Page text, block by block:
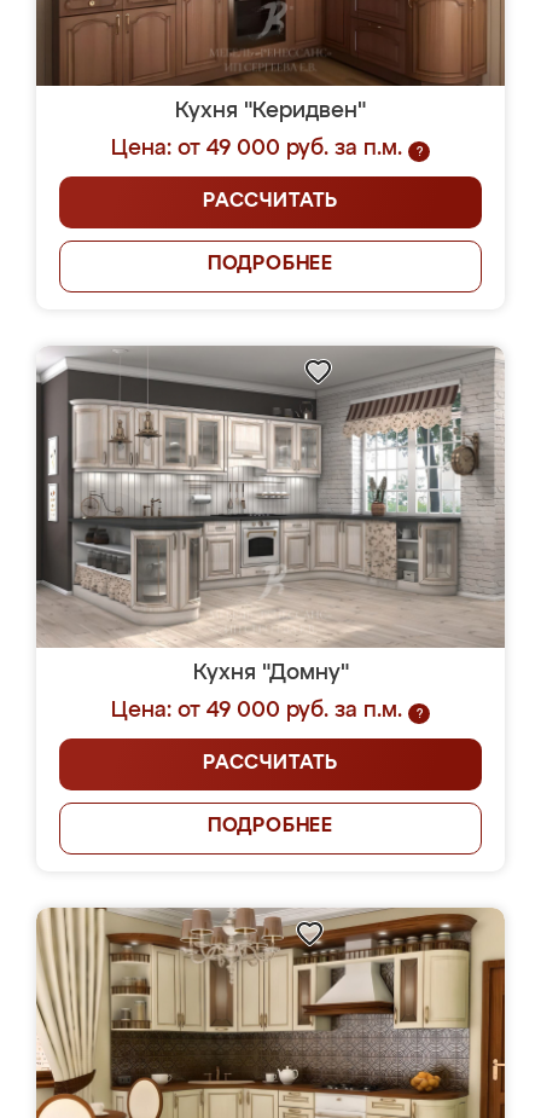
Кухня "Керидвен"
Цена: от 49 000 руб. за п.м.
?
РАССЧИТАТЬ
ПОДРОБНЕЕ
Кухня "Домну"
Цена: от 49 000 руб. за п.м.
?
РАССЧИТАТЬ
ПОДРОБНЕЕ